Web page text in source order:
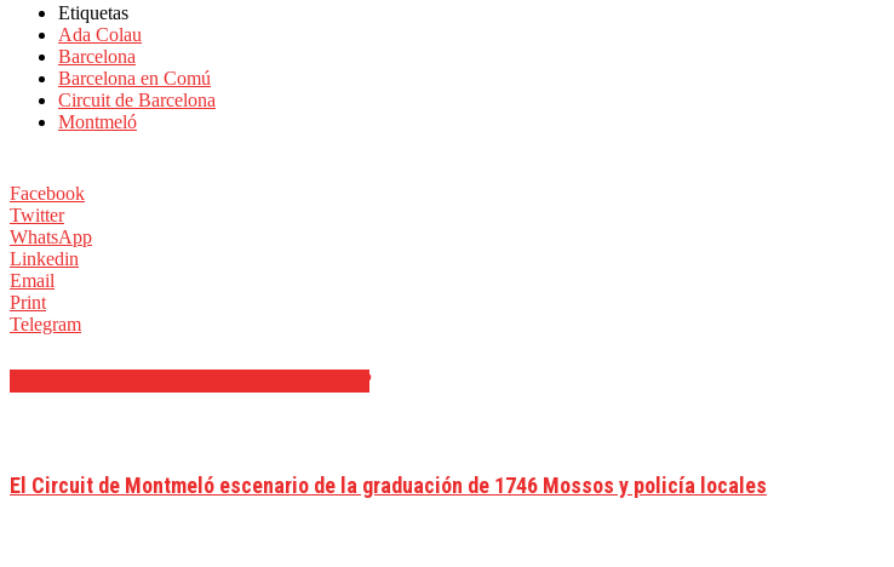
Etiquetas
Ada Colau
Barcelona
Barcelona en Comú
Circuit de Barcelona
Montmeló
Facebook
Twitter
WhatsApp
Linkedin
Email
Print
Telegram
El Circuit de Montmeló escenario de la graduación de 1746 Mossos y policía locales